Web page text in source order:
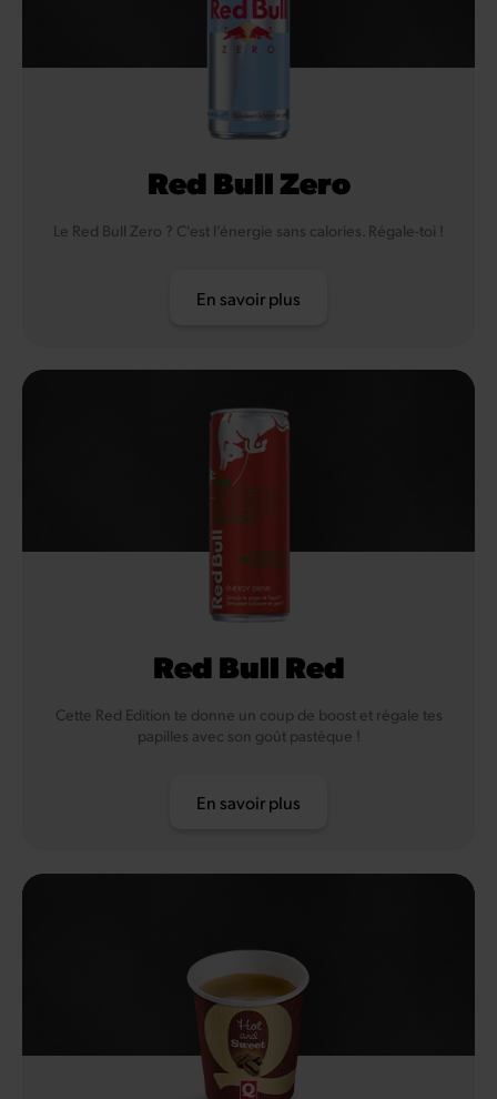
Red Bull Zero
Le Red Bull Zero ? C'est l’énergie sans calories. Régale-toi !
En savoir plus
Red Bull Red
Cette Red Edition te donne un coup de boost et régale tes
papilles avec son goût pastèque !
En savoir plus